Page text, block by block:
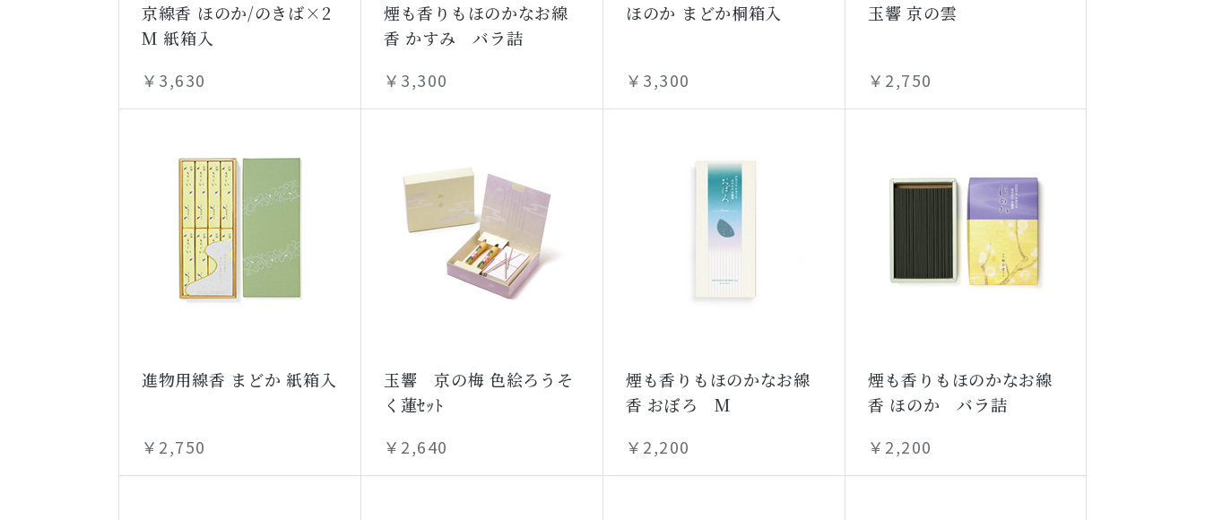
京線香 ほのか/のきば×2
M 紙箱入
￥3,630
煙も香りもほのかなお線
香 かすみ バラ詰
￥3,300
ほのか まどか桐箱入
￥3,300
玉響 京の雲
￥2,750
進物用線香 まどか 紙箱入
￥2,750
玉響 京の梅 色絵ろうそ
く蓮ｾｯﾄ
￥2,640
煙も香りもほのかなお線
香 おぼろ M
￥2,200
煙も香りもほのかなお線
香 ほのか バラ詰
￥2,200